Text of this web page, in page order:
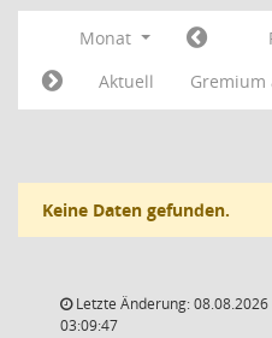
Monat
Aktuell
Gremium
Keine Daten gefunden.
Letzte Änderung: 08.08.2026
03:09:47